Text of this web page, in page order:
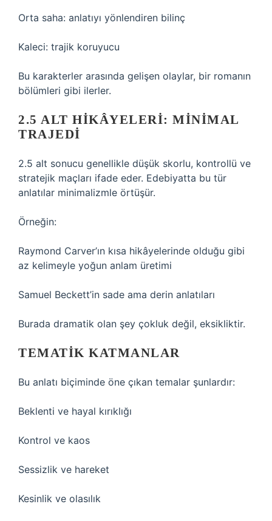
Orta saha: anlatıyı yönlendiren bilinç
Kaleci: trajik koruyucu
Bu karakterler arasında gelişen olaylar, bir romanın
bölümleri gibi ilerler.
2.5 ALT HIKÂYELERI: MINIMAL
TRAJEDI
2.5 alt sonucu genellikle düşük skorlu, kontrollü ve
stratejik maçları ifade eder. Edebiyatta bu tür
anlatılar minimalizmle örtüşür.
Örneğin:
Raymond Carver’ın kısa hikâyelerinde olduğu gibi
az kelimeyle yoğun anlam üretimi
Samuel Beckett’in sade ama derin anlatıları
Burada dramatik olan şey çokluk değil, eksikliktir.
TEMATIK KATMANLAR
Bu anlatı biçiminde öne çıkan temalar şunlardır:
Beklenti ve hayal kırıklığı
Kontrol ve kaos
Sessizlik ve hareket
Kesinlik ve olasılık